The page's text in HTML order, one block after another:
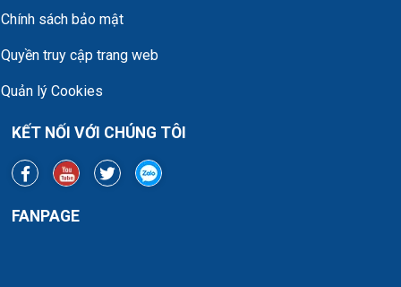
Chính sách bảo mật
Quyền truy cập trang web
Quản lý Cookies
KẾT NỐI VỚI CHÚNG TÔI
FANPAGE